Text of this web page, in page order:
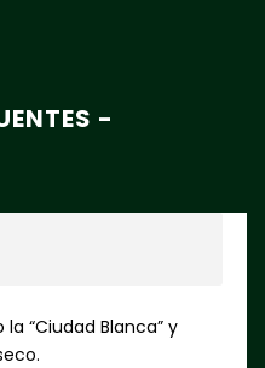
-
“Ciudad Blanca” y